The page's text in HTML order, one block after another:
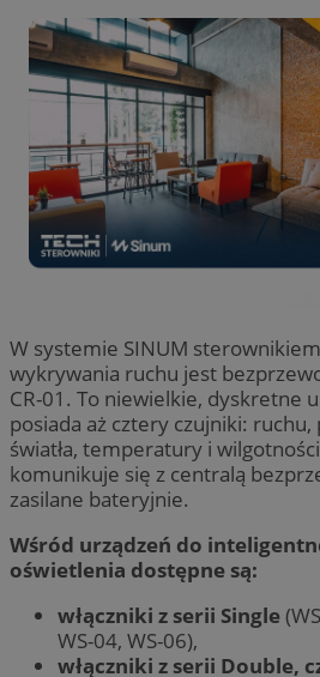
W systemie SINUM
wykrywania ruchu jest
CR-01. To niewielkie, dyskretne
posiada aż cztery czujniki:
światła, temperatury i
komunikuje się z centralą
zasilane bateryjnie.
Wśród urządzeń do
oświetlenia dostępne są:
włączniki z serii Single
WS-04, WS-06),
włączniki z serii Double,